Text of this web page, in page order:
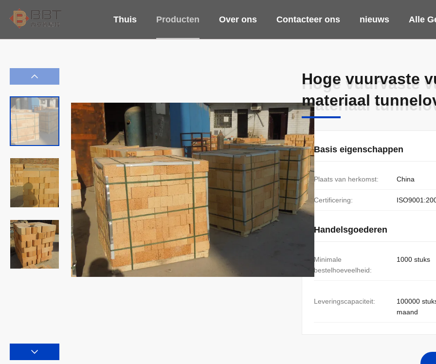
Thuis Producten Over ons Contacteer ons nieuws Alle
Hoge vuurvaste
materiaal
Hoge vuurvaste
materiaal
Basis eigenschappen
Plaats van herkomst: China
Certificering:
Handelsgoederen
Minimale
bestelhoeveelheid:
1000 stuks
Leveringscapaciteit:
100000
maand